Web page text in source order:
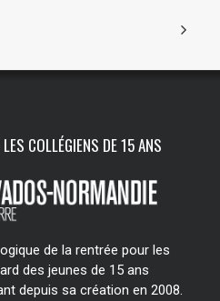
COLLÉGIENS DE 15 ANS
de la rentrée pour les
des jeunes de 15 ans
depuis sa création en 2008.